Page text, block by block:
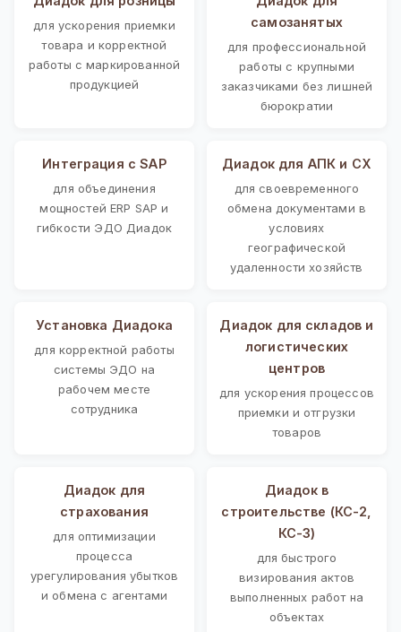
для ускорения приемки
товара и корректной
работы с маркированной
продукцией
самозанятых
для профессиональной
работы с крупными
заказчиками без лишней
бюрократии
Интеграция с SAP
для объединения
мощностей ERP SAP и
гибкости ЭДО Диадок
Диадок для АПК и СХ
для своевременного
обмена документами в
условиях
географической
удаленности хозяйств
Установка Диадока
для корректной работы
системы ЭДО на
рабочем месте
сотрудника
Диадок для складов и
логистических
центров
для ускорения процессов
приемки и отгрузки
товаров
Диадок для
страхования
для оптимизации
процесса
урегулирования убытков
и обмена с агентами
Диадок в
строительстве (КС-2,
КС-3)
для быстрого
визирования актов
выполненных работ на
объектах